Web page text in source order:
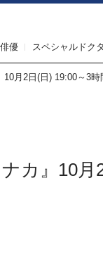
優 スペシャルドク
月2日(日) 19:00～3時
カ』10月